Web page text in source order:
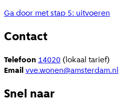
Ga door met stap 5: uitvoeren
Contact
Telefoon 14020 (lokaal tarief)
Emailvve.wonen@amsterdam.nl
Snel naar